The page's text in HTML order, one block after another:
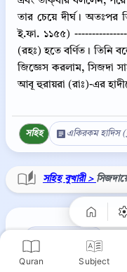
Quran Subject
তার চেয়ে দীর্ঘ।
ই.ফা. ১১৫৫)
(রহঃ) হতে বর্ণিত। তিনি
জিজ্ঞেস করলাম, সিজদা
আবূ হুরায়রা (রাঃ)-এর
সহিহ একিরকম হাদিস
সহিহ বুখারী >
Copy